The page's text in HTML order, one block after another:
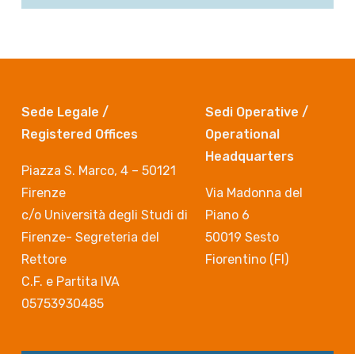
Sede Legale /
Registered Offices
Piazza S. Marco, 4 – 50121
Firenze
c/o Università degli Studi di
Firenze- Segreteria del
Rettore
C.F. e Partita IVA
05753930485
Sedi Operative /
Operational
Headquarters
Via Madonna del
Piano 6
50019 Sesto
Fiorentino (FI)